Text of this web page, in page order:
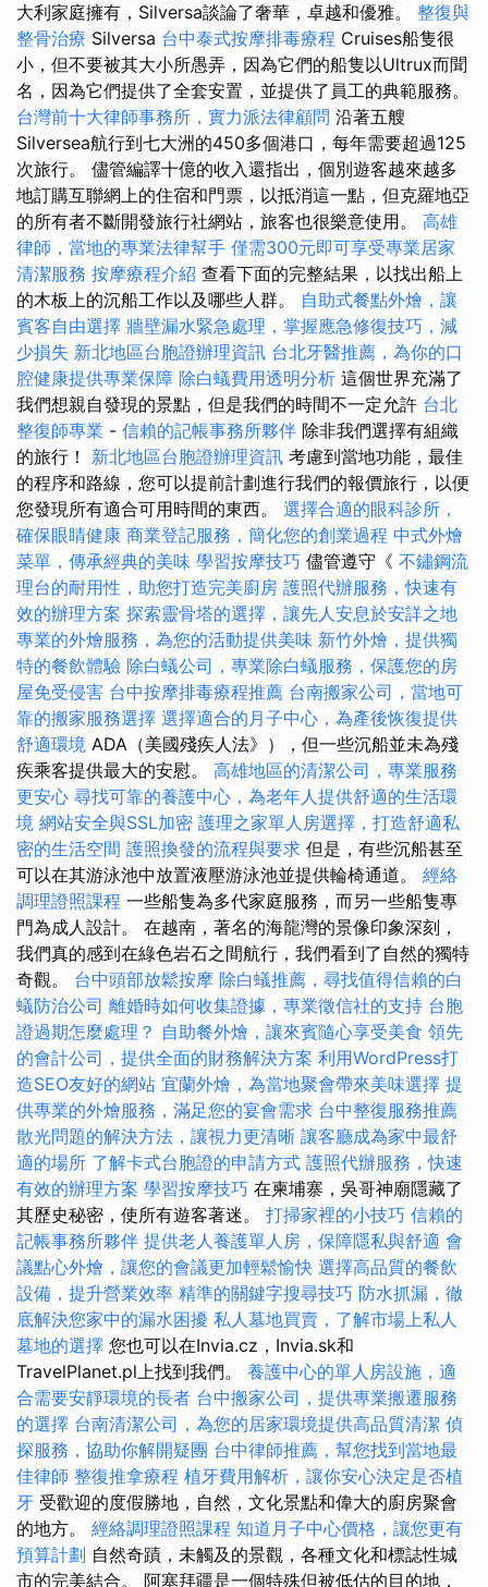
大利家庭擁有，Silversa談論了奢華，卓越和優雅。 整復與
整骨治療 Silversa 台中泰式按摩排毒療程 Cruises船隻很
小，但不要被其大小所愚弄，因為它們的船隻以Ultrux而聞
名，因為它們提供了全套安置，並提供了員工的典範服務。
台灣前十大律師事務所，實力派法律顧問 沿著五艘
Silversea航行到七大洲的450多個港口，每年需要超過125
次旅行。 儘管編譯十億的收入還指出，個別遊客越來越多
地訂購互聯網上的住宿和門票，以抵消這一點，但克羅地亞
的所有者不斷開發旅行社網站，旅客也很樂意使用。 高雄
律師，當地的專業法律幫手 僅需300元即可享受專業居家
清潔服務 按摩療程介紹 查看下面的完整結果，以找出船上
的木板上的沉船工作以及哪些人群。 自助式餐點外燴，讓
賓客自由選擇 牆壁漏水緊急處理，掌握應急修復技巧，減
少損失 新北地區台胞證辦理資訊 台北牙醫推薦，為你的口
腔健康提供專業保障 除白蟻費用透明分析 這個世界充滿了
我們想親自發現的景點，但是我們的時間不一定允許 台北
整復師專業 - 信賴的記帳事務所夥伴 除非我們選擇有組織
的旅行！ 新北地區台胞證辦理資訊 考慮到當地功能，最佳
的程序和路線，您可以提前計劃進行我們的報價旅行，以便
您發現所有適合可用時間的東西。 選擇合適的眼科診所，
確保眼睛健康 商業登記服務，簡化您的創業過程 中式外燴
菜單，傳承經典的美味 學習按摩技巧 儘管遵守《 不鏽鋼流
理台的耐用性，助您打造完美廚房 護照代辦服務，快速有
效的辦理方案 探索靈骨塔的選擇，讓先人安息於安詳之地
專業的外燴服務，為您的活動提供美味 新竹外燴，提供獨
特的餐飲體驗 除白蟻公司，專業除白蟻服務，保護您的房
屋免受侵害 台中按摩排毒療程推薦 台南搬家公司，當地可
靠的搬家服務選擇 選擇適合的月子中心，為產後恢復提供
舒適環境 ADA（美國殘疾人法》），但一些沉船並未為殘
疾乘客提供最大的安慰。 高雄地區的清潔公司，專業服務
更安心 尋找可靠的養護中心，為老年人提供舒適的生活環
境 網站安全與SSL加密 護理之家單人房選擇，打造舒適私
密的生活空間 護照換發的流程與要求 但是，有些沉船甚至
可以在其游泳池中放置液壓游泳池並提供輪椅通道。 經絡
調理證照課程 一些船隻為多代家庭服務，而另一些船隻專
門為成人設計。 在越南，著名的海龍灣的景像印象深刻，
我們真的感到在綠色岩石之間航行，我們看到了自然的獨特
奇觀。 台中頭部放鬆按摩 除白蟻推薦，尋找值得信賴的白
蟻防治公司 離婚時如何收集證據，專業徵信社的支持 台胞
證過期怎麼處理？ 自助餐外燴，讓來賓隨心享受美食 領先
的會計公司，提供全面的財務解決方案 利用WordPress打
造SEO友好的網站 宜蘭外燴，為當地聚會帶來美味選擇 提
供專業的外燴服務，滿足您的宴會需求 台中整復服務推薦
散光問題的解決方法，讓視力更清晰 讓客廳成為家中最舒
適的場所 了解卡式台胞證的申請方式 護照代辦服務，快速
有效的辦理方案 學習按摩技巧 在柬埔寨，吳哥神廟隱藏了
其歷史秘密，使所有遊客著迷。 打掃家裡的小技巧 信賴的
記帳事務所夥伴 提供老人養護單人房，保障隱私與舒適 會
議點心外燴，讓您的會議更加輕鬆愉快 選擇高品質的餐飲
設備，提升營業效率 精準的關鍵字搜尋技巧 防水抓漏，徹
底解決您家中的漏水困擾 私人墓地買賣，了解市場上私人
墓地的選擇 您也可以在Invia.cz，Invia.sk和
TravelPlanet.pl上找到我們。 養護中心的單人房設施，適
合需要安靜環境的長者 台中搬家公司，提供專業搬遷服務
的選擇 台南清潔公司，為您的居家環境提供高品質清潔 偵
探服務，協助你解開疑團 台中律師推薦，幫您找到當地最
佳律師 整復推拿療程 植牙費用解析，讓你安心決定是否植
牙 受歡迎的度假勝地，自然，文化景點和偉大的廚房聚會
的地方。 經絡調理證照課程 知道月子中心價格，讓您更有
預算計劃 自然奇蹟，未觸及的景觀，各種文化和標誌性城
市的完美結合。 阿塞拜疆是一個特殊但被低估的目的地，